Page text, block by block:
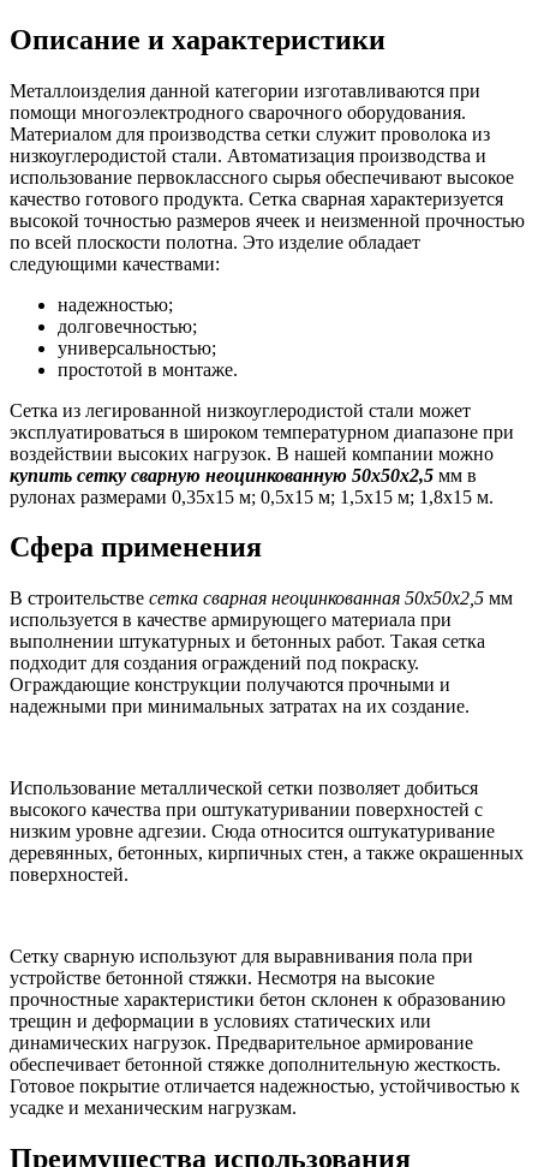
Описание и характеристики
Металлоизделия данной категории изготавливаются при
помощи многоэлектродного сварочного оборудования.
Материалом для производства сетки служит проволока из
низкоуглеродистой стали. Автоматизация производства и
использование первоклассного сырья обеспечивают высокое
качество готового продукта. Сетка сварная характеризуется
высокой точностью размеров ячеек и неизменной прочностью
по всей плоскости полотна. Это изделие обладает
следующими качествами:
надежностью;
долговечностью;
универсальностью;
простотой в монтаже.
Сетка из легированной низкоуглеродистой стали может
эксплуатироваться в широком температурном диапазоне при
воздействии высоких нагрузок. В нашей компании можно
купить сетку сварную неоцинкованную 50х50х2,5 мм в
рулонах размерами 0,35х15 м; 0,5х15 м; 1,5х15 м; 1,8х15 м.
Сфера применения
В строительстве сетка сварная неоцинкованная 50х50х2,5 мм
используется в качестве армирующего материала при
выполнении штукатурных и бетонных работ. Такая сетка
подходит для создания ограждений под покраску.
Ограждающие конструкции получаются прочными и
надежными при минимальных затратах на их создание.
Использование металлической сетки позволяет добиться
высокого качества при оштукатуривании поверхностей с
низким уровне адгезии. Сюда относится оштукатуривание
деревянных, бетонных, кирпичных стен, а также окрашенных
поверхностей.
Сетку сварную используют для выравнивания пола при
устройстве бетонной стяжки. Несмотря на высокие
прочностные характеристики бетон склонен к образованию
трещин и деформации в условиях статических или
динамических нагрузок. Предварительное армирование
обеспечивает бетонной стяжке дополнительную жесткость.
Готовое покрытие отличается надежностью, устойчивостью к
усадке и механическим нагрузкам.
Преимущества использования